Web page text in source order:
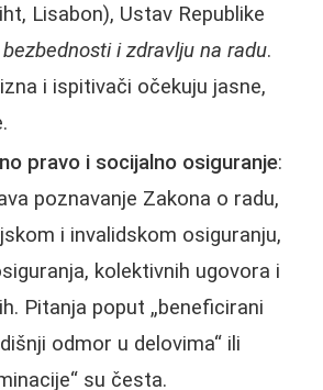
Lisabon), Ustav Republike
i zdravlju na radu.
i ispitivači očekuju jasne,
pravo i socijalno osiguranje:
poznavanje Zakona o radu,
i invalidskom osiguranju,
kolektivnih ugovora i
Pitanja poput „beneficirani
odmor u delovima“ ili
su česta.